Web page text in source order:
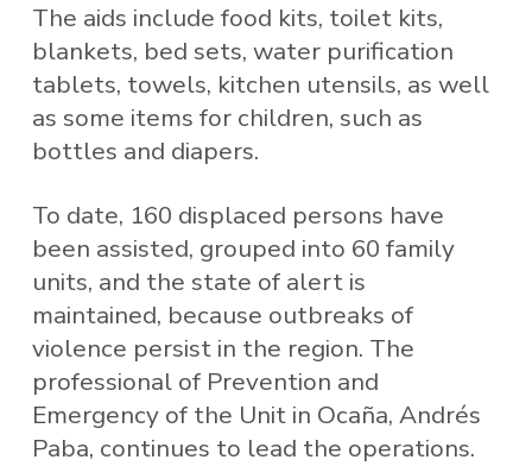
The aids include food kits, toilet kits,
blankets, bed sets, water purification
tablets, towels, kitchen utensils, as well
as some items for children, such as
bottles and diapers.
To date, 160 displaced persons have
been assisted, grouped into 60 family
units, and the state of alert is
maintained, because outbreaks of
violence persist in the region. The
professional of Prevention and
Emergency of the Unit in Ocaña, Andrés
Paba, continues to lead the operations.